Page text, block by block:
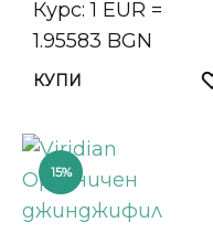
Курс: 1 EUR =
1.95583 BGN
КУПИ
15%